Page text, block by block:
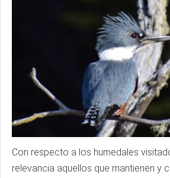
Con respecto a los humedales
relevancia aquellos que mantienen y